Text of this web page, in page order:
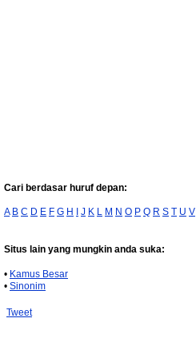
Cari berdasar huruf depan:
A B C D E F G H J K L M N O P Q R S T U V
Situs lain yang mungkin anda suka:
• Kamus Besar
• Sinonim
Tweet